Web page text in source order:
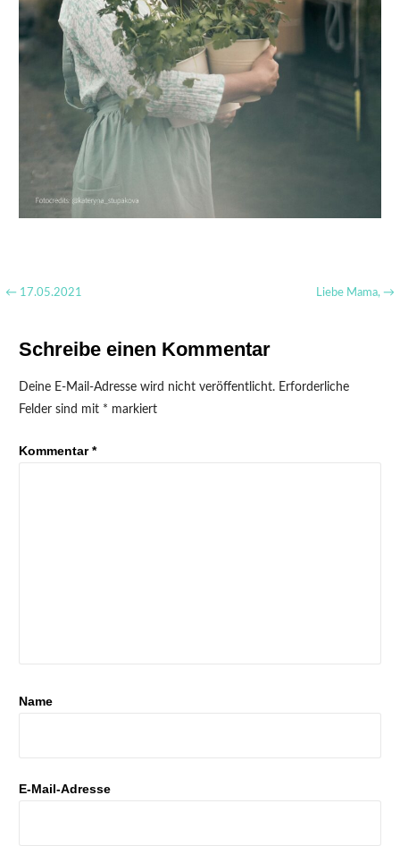
Beitragsnavigation
← 17.05.2021 Liebe Mama, →
Schreibe einen Kommentar
Deine E-Mail-Adresse wird nicht veröffentlicht. Erforderliche
Felder sind mit * markiert
Kommentar*
Name
E-Mail-Adresse